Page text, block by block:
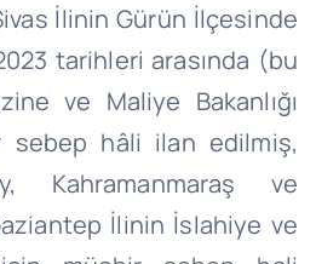
İlinin Gürün İlçesinde
tarihleri arasında (bu
ve Maliye Bakanlığı
sebep hâli ilan edilmiş,
Kahramanmaraş ve
İlinin İslahiye ve